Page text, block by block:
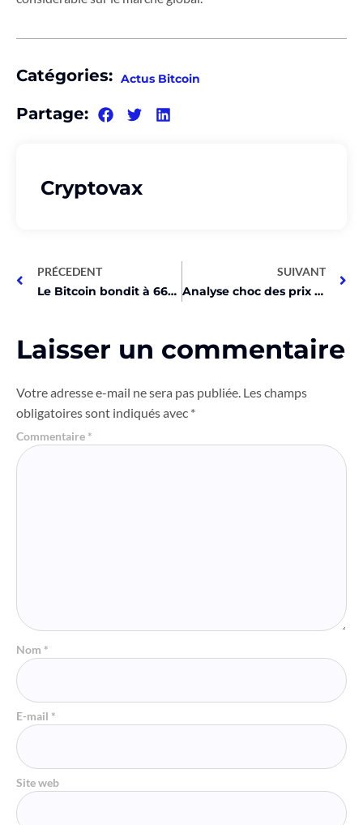
Catégories: Actus Bitcoin
Partage:
Cryptovax
PRÉCEDENT
Le Bitcoin bondit à 66K$ grâce à BlackRock !
SUIVANT
Analyse choc des prix crypto: BTC et autres en chute libre!
Laisser un commentaire
Votre adresse e-mail ne sera pas publiée. Les champs
obligatoires sont indiqués avec *
Commentaire *
Nom *
E-mail *
Site web